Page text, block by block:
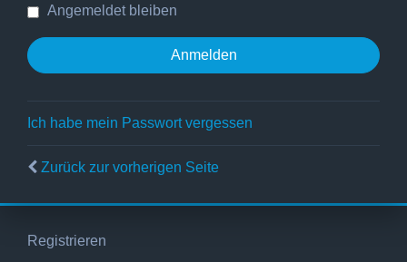
Angemeldet bleiben
Ich habe mein Passwort vergessen
Zurück zur vorherigen Seite
Registrieren